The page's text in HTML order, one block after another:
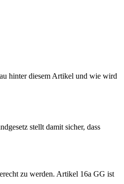
hinter diesem Artikel und wie wird
stellt damit sicher, dass
zu werden. Artikel 16a GG ist